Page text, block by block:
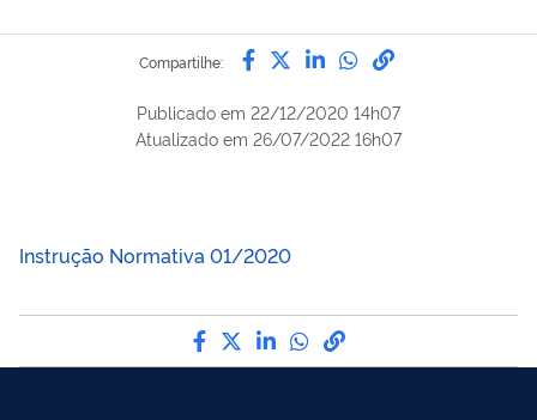
Compartilhe: Compartilhe por Facebook
Compartilhe por Twitter
Compartilhe por
Compartilhe
link para
Publicado em 22/12/2020 14h07
Atualizado em 26/07/2022 16h07
Instrução Normativa 01/2020
Compartilhe por Facebook
Compartilhe por Twitter
Compartilhe por
Compartilhe por
link para Copiar